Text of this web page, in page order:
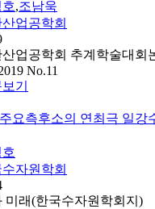
,조남욱
업공학회
업공학회 추계학술대회
No.11
기
요측후소의 연최극 일강
자원학회
미래(한국수자원학회지)